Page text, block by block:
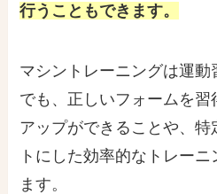
行うこともできます。
マシントレーニングは運
でも、正しいフォームを習
アップができることや、特
トにした効率的なトレー
ます。